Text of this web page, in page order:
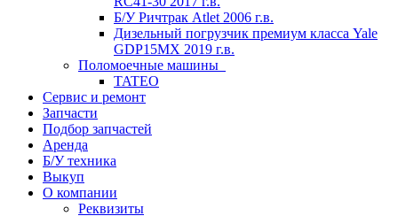
Б/У Ричтрак Atlet 2006 г.в.
Дизельный погрузчик премиум класса Yale
GDP15MX 2019 г.в.
Поломоечные машины
TATEO
Сервис и ремонт
Запчасти
Подбор запчастей
Аренда
Б/У техника
Выкуп
О компании
Реквизиты